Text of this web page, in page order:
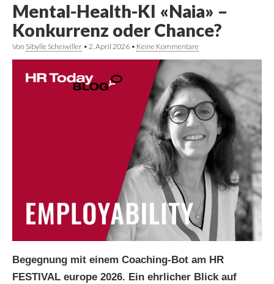
Mental-Health-KI «Naia» –
Konkurrenz oder Chance?
Von Sibylle Scheiwiller • 2. April 2026 • Keine Kommentare
Begegnung mit einem Coaching-Bot am HR
FESTIVAL europe 2026. Ein ehrlicher Blick auf